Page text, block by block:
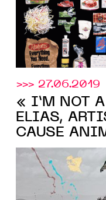
>>> 27.06.2019
« I’M NOT A
ELIAS,
CAUSE
YellowKorner
AOÛT 2019